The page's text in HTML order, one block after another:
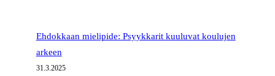
Ehdokkaan mielipide: Psyykkarit kuuluvat koulujen
arkeen
31.3.2025